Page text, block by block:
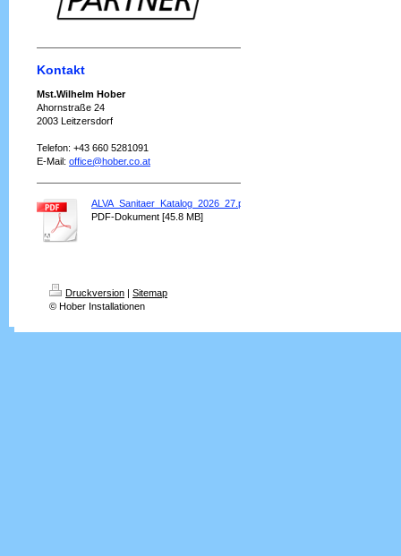
Kontakt
Mst.Wilhelm Hober
Ahornstraße 24
2003 Leitzersdorf
Telefon: +43 660 5281091
E-Mail: office@hober.co.at
ALVA_Sanitaer_Katalog_2026_27.pdf
PDF-Dokument [45.8 MB]
Druckversion | Sitemap
© Hober Installationen